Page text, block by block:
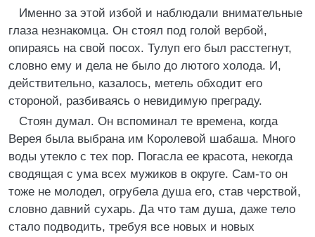
Именно за этой избой и наблюдали внимательные
глаза незнакомца. Он стоял под голой вербой,
опираясь на свой посох. Тулуп его был расстегнут,
словно ему и дела не было до лютого холода. И,
действительно, казалось, метель обходит его
стороной, разбиваясь о невидимую преграду.
Стоян думал. Он вспоминал те времена, когда
Верея была выбрана им Королевой шабаша. Много
воды утекло с тех пор. Погасла ее красота, некогда
сводящая с ума всех мужиков в округе. Сам-то он
тоже не молодел, огрубела душа его, став черствой,
словно давний сухарь. Да что там душа, даже тело
стало подводить, требуя все новых и новых